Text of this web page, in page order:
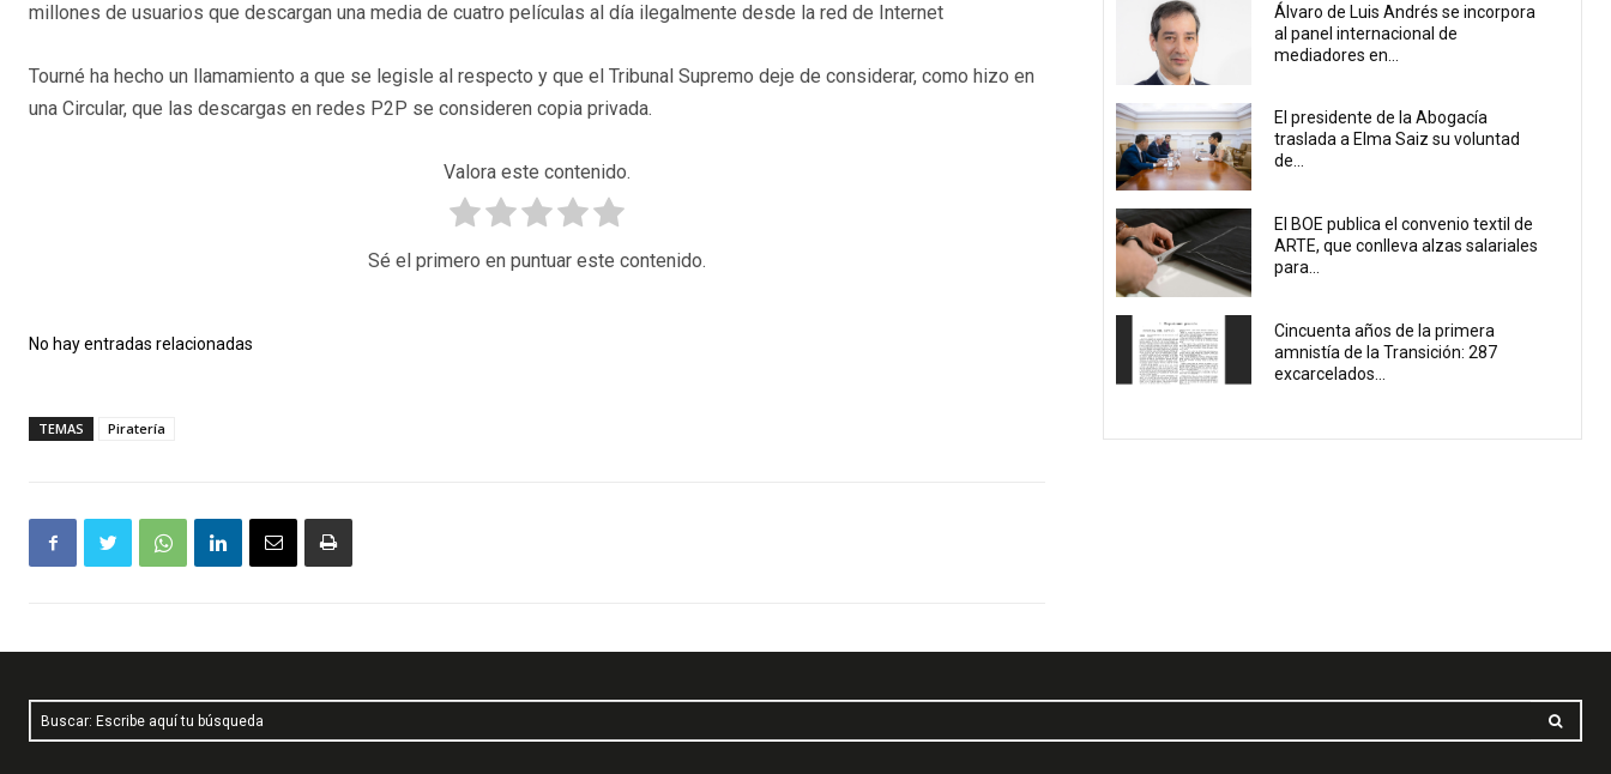
millones de usuarios que descargan una media de cuatro películas al día ilegalmente desde la red de Internet
Tourné ha hecho un llamamiento a que se legisle al respecto y que el Tribunal Supremo deje de considerar, como hizo en
una Circular, que las descargas en redes P2P se consideren copia privada.
Valora este contenido.
Sé el primero en puntuar este contenido.
No hay entradas relacionadas
TEMAS Piratería
Álvaro de Luis Andrés se incorpora
al panel internacional de
mediadores en...
El presidente de la Abogacía
traslada a Elma Saiz su voluntad
de...
El BOE publica el convenio textil de
ARTE, que conlleva alzas salariales
para...
Cincuenta años de la primera
amnistía de la Transición: 287
excarcelados...
Buscar: Escribe aquí tu búsqueda